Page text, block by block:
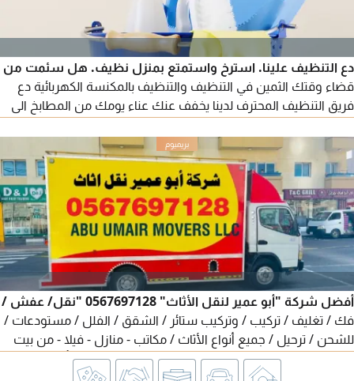
دع التنظيف علينا. استرخ واستمتع بمنزل نظيف. هل سئمت من
قضاء وقتك الثمين في التنظيف والتنظيف بالمكنسة الكهربائية دع
فريق التنظيف المحترف لدينا يخفف عنك عناء يومك من المطابخ الى
مثالي للمناسبات الخاصة أو بداية جديدة. اتصل بنا اليوم. حافظ على
مظهر مكتبك أنيقا واحترافيا. مثالي للمناسبات الخاصة أو بداية جديدة.
اتصل بنا اليوم
أفضل شركة "أبو عمير لنقل الأثاث" 0567697128 "نقل/ عفش /
فك / تغليف / تركيب / وتركيب ستائر / الشقق / الفلل / مستودعات /
للشحن / ترحيل / جميع أنواع الأثاث / مكاتب - منازل - فيلا - من بيت
الى بيت حول الامارات شغل مع الضمان - الأثاث يتحرك بأمان والعناية